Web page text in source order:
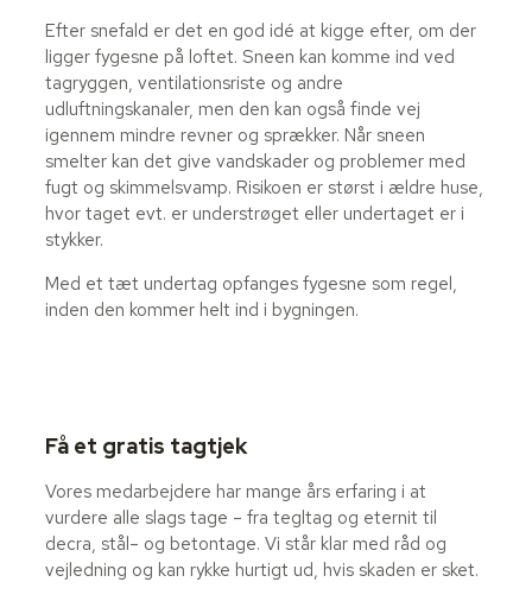
Efter snefald er det en god idé at kigge efter, om der
ligger fygesne på loftet. Sneen kan komme ind ved
tagryggen, ventilationsriste og andre
udluftningskanaler, men den kan også finde vej
igennem mindre revner og sprækker. Når sneen
smelter kan det give vandskader og problemer med
fugt og skimmelsvamp. Risikoen er størst i ældre huse,
hvor taget evt. er understrøget eller undertaget er i
stykker.
Med et tæt undertag opfanges fygesne som regel,
inden den kommer helt ind i bygningen.
Få et gratis tagtjek
Vores medarbejdere har mange års erfaring i at
vurdere alle slags tage – fra tegltag og eternit til
decra, stål– og betontage. Vi står klar med råd og
vejledning og kan rykke hurtigt ud, hvis skaden er sket.